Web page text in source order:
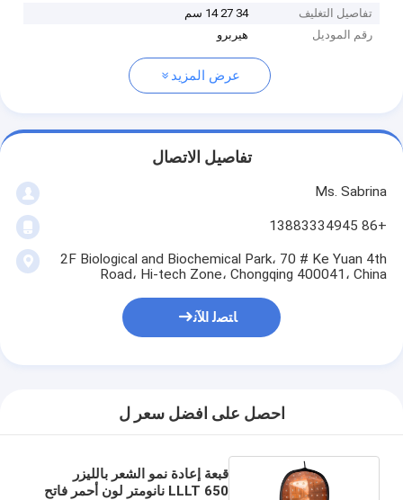
تفاصيل التغليف
34 27 14 سم
رقم الموديل
هيربرو
عرض المزيد
تفاصيل الاتصال
Ms. Sabrina
+86 13883334945
2F Biological and Biochemical Park، 70 # Ke Yuan 4th
Road، Hi-tech Zone، Chongqing 400041، China
ﺎﺘﺼﻟ ﺍﻶﻧ
احصل على افضل سعر ل
قبعة إعادة نمو الشعر بالليزر
LLLT 650 نانومتر لون أحمر فاتح